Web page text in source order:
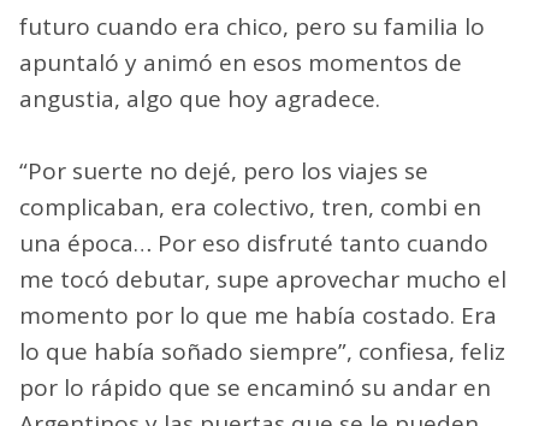
futuro cuando era chico, pero su familia lo
apuntaló y animó en esos momentos de
angustia, algo que hoy agradece.
“Por suerte no dejé, pero los viajes se
complicaban, era colectivo, tren, combi en
una época… Por eso disfruté tanto cuando
me tocó debutar, supe aprovechar mucho el
momento por lo que me había costado. Era
lo que había soñado siempre”, confiesa, feliz
por lo rápido que se encaminó su andar en